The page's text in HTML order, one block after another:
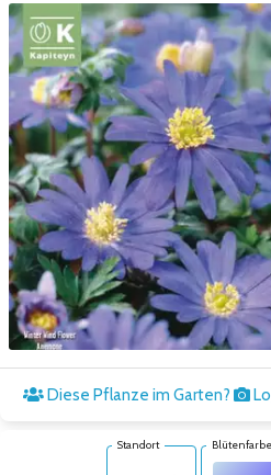
Diese Pflanze im Garten?
Standort Blütenfarbe